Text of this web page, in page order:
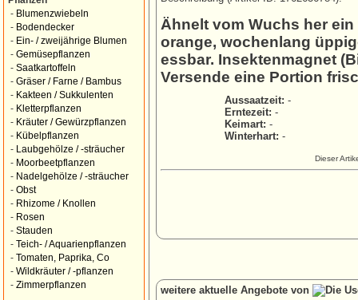
- Blumenzwiebeln
- Bodendecker
- Ein- / zweijährige Blumen
- Gemüsepflanzen
- Saatkartoffeln
- Gräser / Farne / Bambus
- Kakteen / Sukkulenten
- Kletterpflanzen
- Kräuter / Gewürzpflanzen
- Kübelpflanzen
-
Laubgehölze / -sträucher
- Moorbeetpflanzen
- Nadelgehölze / -sträucher
- Obst
- Rhizome / Knollen
- Rosen
- Stauden
- Teich- / Aquarienpflanzen
- Tomaten, Paprika, Co
- Wildkräuter / -pflanzen
- Zimmerpflanzen
Ähnelt vom Wuchs her
orange, wochenlang
essbar. Insektenmagnet
Versende eine Portion
Aussaatzeit: -
Erntezeit: -
Keimart: -
Winterhart: -
Dieser
weitere aktuelle Angebote von